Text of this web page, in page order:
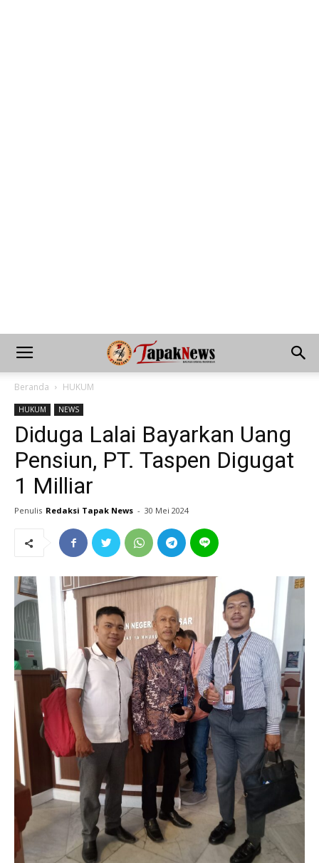
Beranda HUKUM
HUKUM NEWS
Diduga Lalai Bayarkan Uang
Pensiun, PT. Taspen Digugat
1 Milliar
Penulis Redaksi Tapak News - 30 Mei 2024